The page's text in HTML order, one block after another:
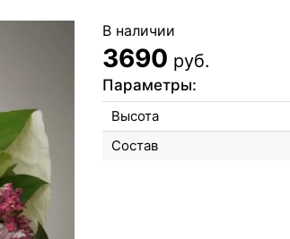
В наличии
3690 руб.
Параметры:
Высота
Состав